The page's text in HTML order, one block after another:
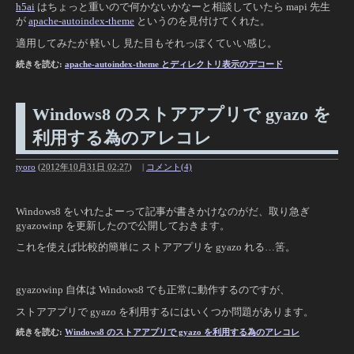
h5ai はちょっと重いので何かないかなーと相談していたら mapi 先生
が apache-autoindex-theme というのを見付けてくれた。
適用してみたが 軽いし 見た目もそれっぽくていい感じ。
続きを読む: apache-autoindex-theme とディレクトリ表示のデコード
Windows8 のストアアプリで gyazo を
利用する為のアレコレ
tyoro (2012年10月31日 02:27) | コメント(4)
Windows8 をいれたよーって記事が書きかけなのがだ、取り急ぎ
gyazowinp を更新したので公開しておきます。
これを使えば比較的簡単に ストアアプリを gyazo れる…筈。
gyazowinp 自体は Windows8 でも正常に動作するのですが、
ストアアプリで gyazo を利用するにはいくつか問題があります。
続きを読む: Windows8 のストアアプリで gyazo を利用する為のアレコレ